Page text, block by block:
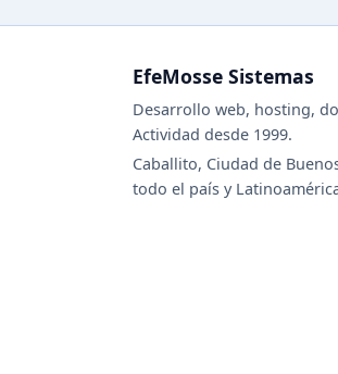
EfeMosse Sistemas
Desarrollo web, hosting,
Actividad desde 1999.
Caballito, Ciudad de
todo el país y